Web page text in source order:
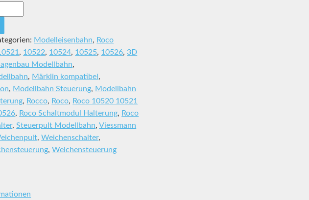
Modelleisenbahn, Roco
, 10522, 10524, 10525, 10526, 3D
Modellbahn,
, Märklin kompatibel ,
, Modellbahn Steuerung, Modellbahn
, Rocco, Roco, Roco 10520 10521
, Roco Schaltmodul Halterung, Roco
,Steuerpult Modellbahn,Viessmann
,Weichenschalter,
,Weichensteuerung